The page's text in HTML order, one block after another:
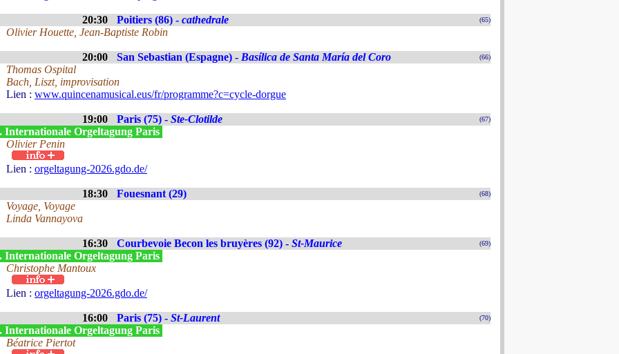
20:30 Poitiers (86) - cathedrale (65)
Olivier Houette, Jean-Baptiste Robin
20:00 San Sebastian (Espagne) - Basílica de Santa María del Coro (66)
Thomas Ospital
Bach, Liszt, improvisation
Lien : www.quincenamusical.eus/fr/programme?c=cycle-dorgue
19:00 Paris (75) - Ste-Clotilde (67)
Internationale Orgeltagung Paris
Olivier Penin
Lien : orgeltagung-2026.gdo.de/
18:30 Fouesnant (29) (68)
Voyage, Voyage
Linda Vannayova
16:30 Courbevoie Becon les bruyères (92) - St-Maurice (69)
Internationale Orgeltagung Paris
Christophe Mantoux
Lien : orgeltagung-2026.gdo.de/
16:00 Paris (75) - St-Laurent (70)
Internationale Orgeltagung Paris
Béatrice Piertot